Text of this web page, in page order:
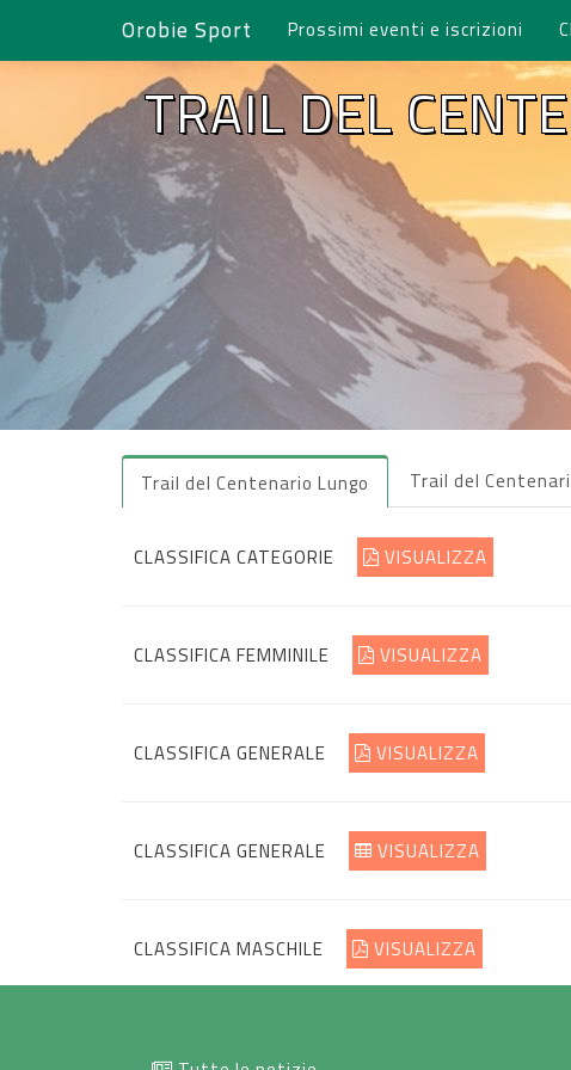
Orobie Sport Prossimi eventi e iscrizioni
TRAIL DEL
Trail del Centenario Lungo Trail del
CLASSIFICA CATEGORIE VISUALIZZA
CLASSIFICA FEMMINILE VISUALIZZA
CLASSIFICA GENERALE VISUALIZZA
CLASSIFICA GENERALE VISUALIZZA
CLASSIFICA MASCHILE VISUALIZZA